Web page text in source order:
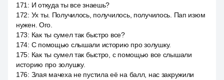
171 : И откуда ты все знаешь?
172: Ух ты. Получилось, получилось, получилось. Пап изюм
нужен. Ого.
173: Как ты сумел так быстро все?
174: С помощью слышали историю про золушку.
175: Как ты сумел так быстро, с помощью все слышали
историю про золушку.
176: Злая мачеха не пустила её на балл, нас закружили